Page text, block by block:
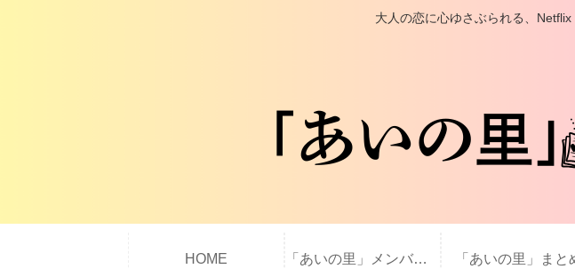
大人の恋に心ゆさぶられる、
HOME 「あいの里」メンバーのその後 「あいの里」まと